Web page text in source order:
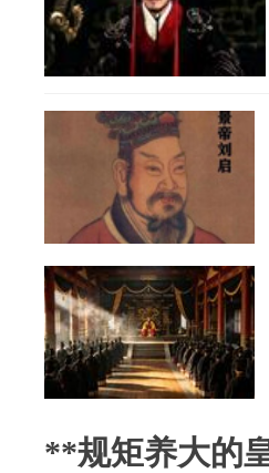
**规矩养大的